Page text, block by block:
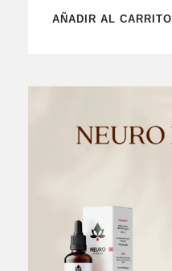
AÑADIR AL CARRITO